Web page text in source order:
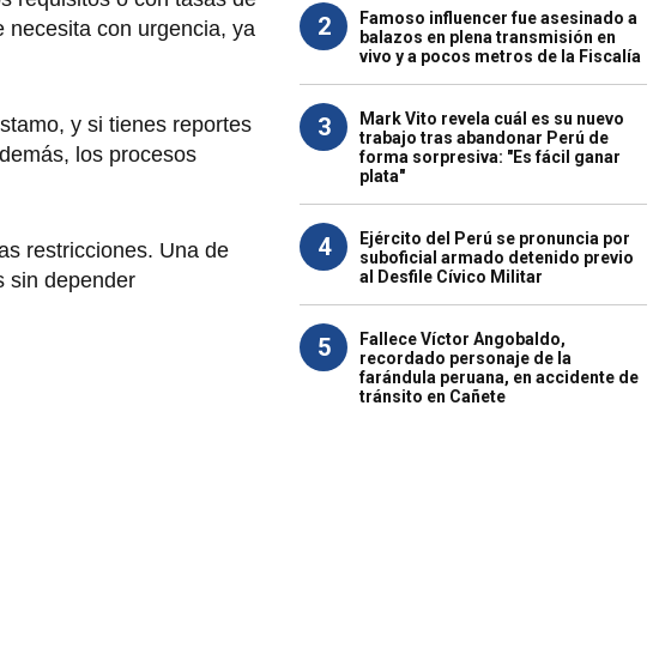
necesita con urgencia, ya
y si tienes reportes
los procesos
restricciones. Una de
sin depender
2
Famoso influencer fue asesinado a
balazos en plena transmisión en
vivo y a pocos metros de la Fiscalía
3
Mark Vito revela cuál es su nuevo
trabajo tras abandonar Perú de
forma sorpresiva: "Es fácil ganar
plata"
4
Ejército del Perú se pronuncia por
suboficial armado detenido previo
al Desfile Cívico Militar
5
Fallece Víctor Angobaldo,
recordado personaje de la
farándula peruana, en accidente de
tránsito en Cañete